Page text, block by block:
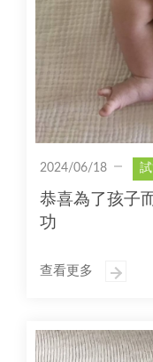
2024/06/18
恭喜為了孩子
功
查看更多